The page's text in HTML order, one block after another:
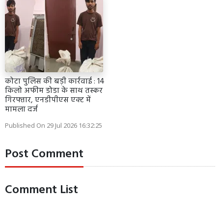
कोटा पुलिस की बड़ी कार्रवाई : 14
किलो अफीम डोडा के साथ तस्कर
गिरफ्तार, एनडीपीएस एक्ट में
मामला दर्ज
Published On 29 Jul 2026 16:32:25
Post Comment
Comment List